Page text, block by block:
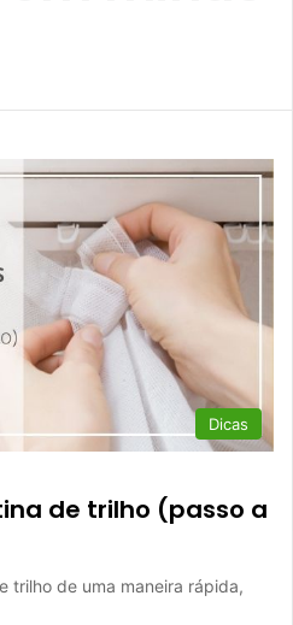
Dicas
de trilho (passo a
trilho de uma maneira rápida,